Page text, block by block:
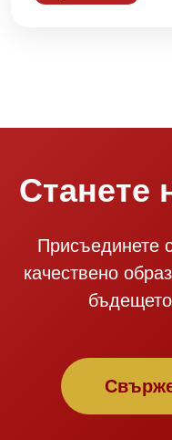
Станете
Присъединете
качествено